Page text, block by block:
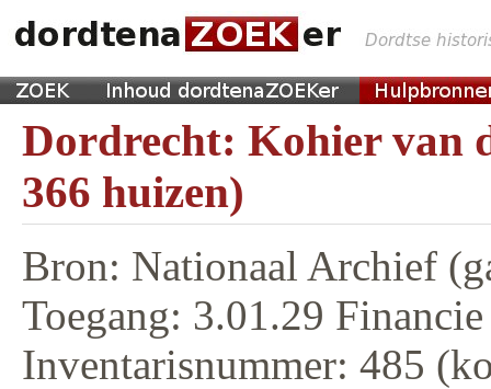
Dordrecht: Kohier van
366 huizen)
Bron: Nationaal Archief
Toegang: 3.01.29
Inventarisnummer: 485